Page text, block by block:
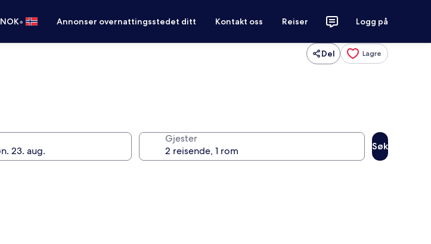
NOK• Annonser overnattingsstedet ditt Kontakt oss Reiser Logg på
Del Lagre
Gjester
Søk